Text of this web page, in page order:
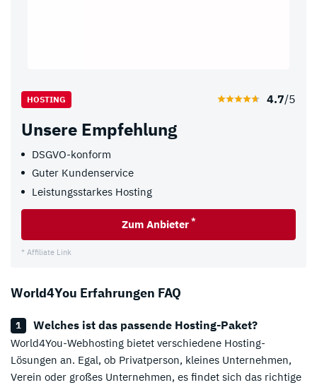
HOSTING 4.7/5
Unsere Empfehlung
DSGVO-konform
Guter Kundenservice
Leistungsstarkes Hosting
Zum Anbieter *
* Affiliate Link
World4You Erfahrungen FAQ
Welches ist das passende Hosting-Paket?
World4You-Webhosting bietet verschiedene Hosting-
Lösungen an. Egal, ob Privatperson, kleines Unternehmen,
Verein oder großes Unternehmen, es findet sich das richtige
ab 4,00 Euro mtl. Zum Anbieter
* Affiliate Link